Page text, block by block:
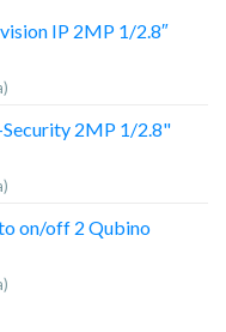
IP 2MP 1/2.8″
Security 2MP 1/2.8"
on/off 2 Qubino